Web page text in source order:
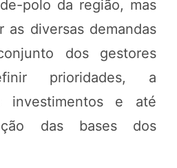
polo da região, mas
as diversas demandas
dos gestores
prioridades, a
investimentos e até
das bases dos